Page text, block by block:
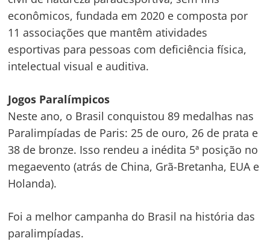
econômicos, fundada em 2020 e composta por
11 associações que mantêm atividades
esportivas para pessoas com deficiência física,
intelectual visual e auditiva.
Jogos Paralímpicos
Neste ano, o Brasil conquistou 89 medalhas nas
Paralimpíadas de Paris: 25 de ouro, 26 de prata e
38 de bronze. Isso rendeu a inédita 5ª posição no
megaevento (atrás de China, Grã-Bretanha, EUA e
Holanda).
Foi a melhor campanha do Brasil na história das
paralimpíadas.
Navegação
Post